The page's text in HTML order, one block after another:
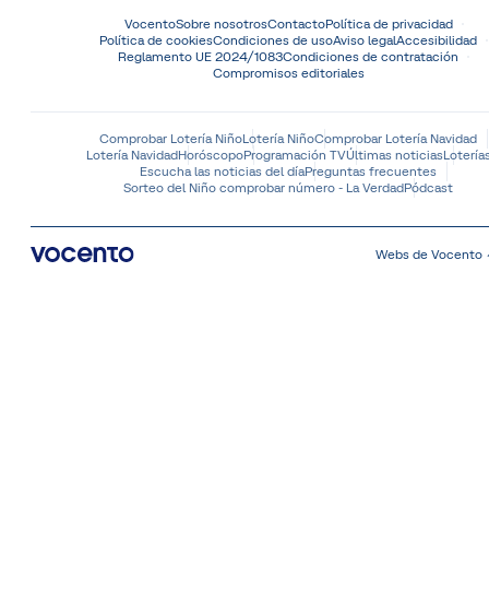
VocentoSobre nosotrosContactoPolítica de privacidad
Política de cookiesCondiciones de usoAviso legalAccesibilidad
Reglamento UE 2024/1083Condiciones de contratación
Compromisos editoriales
Comprobar Lotería NiñoLotería NiñoComprobar Lotería Navidad
Lotería NavidadHoróscopoProgramación TVÚltimas noticias
Escucha las noticias del díaPreguntas frecuentes
Sorteo del Niño comprobar número - La VerdadPódcast
Webs de Vocento